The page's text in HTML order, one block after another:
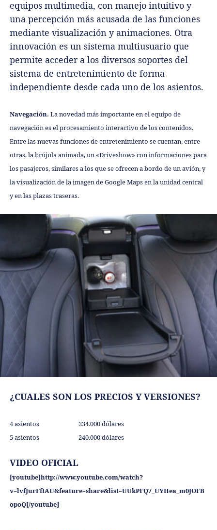
equipos multimedia, con manejo intuitivo y
una percepción más acusada de las funciones
mediante visualización y animaciones. Otra
innovación es un sistema multiusuario que
permite acceder a los diversos soportes del
sistema de entretenimiento de forma
independiente desde cada uno de los asientos.
Navegación. La novedad más importante en el equipo de
navegación es el procesamiento interactivo de los contenidos.
Entre las nuevas funciones de entretenimiento se cuentan, entre
otras, la brújula animada, un «Driveshow» con informaciones para
los pasajeros, similares a los que se ofrecen a bordo de un avión, y
la visualización de la imagen de Google Maps en la unidad central
y en las plazas traseras.
¿CUALES SON LOS PRECIOS Y VERSIONES?
4 asientos 234.000 dólares
5 asientos 240.000 dólares
VIDEO OFICIAL
[youtube]http://www.youtube.com/watch?
v=lvfJurFfIAU&feature=share&list=UUkPFQ7_UYHea_m0JOFB
opoQ[/youtube]